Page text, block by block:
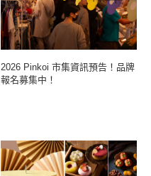
2026 Pinkoi 市集資訊預告！品牌
報名募集中！